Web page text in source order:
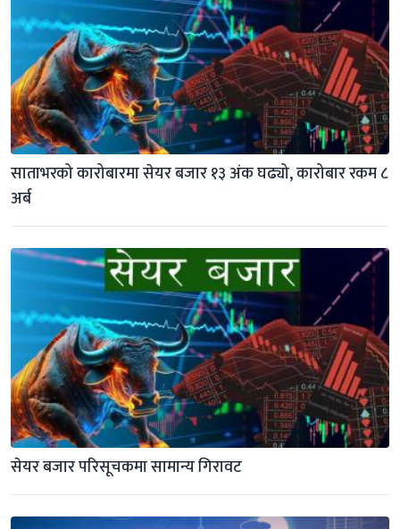
साताभरको कारोबारमा सेयर बजार १३ अंक घढ्यो, कारोबार रकम ८
अर्ब
सेयर बजार परिसूचकमा सामान्य गिरावट